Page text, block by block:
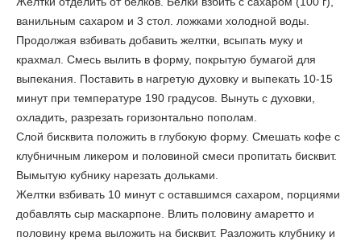
ванильным сахаром и 3 стол. ложками холодной воды.
Продолжая взбивать добавить желтки, всыпать муку и
крахмал. Смесь вылить в форму, покрытую бумагой для
выпекания. Поставить в нагретую духовку и выпекать 10-15
минут при температуре 190 градусов. Вынуть с духовки,
охладить, разрезать горизонтально пополам.
Слой бисквита положить в глубокую форму. Смешать кофе с
клубничным ликером и половиной смеси пропитать бисквит.
Вымытую кубнику нарезать дольками.
Желтки взбивать 10 минут с оставшимся сахаром, порциями
добавлять сыр маскарпоне. Влить половину амаретто и
половину крема выложить на бисквит. Разложить клубнику и